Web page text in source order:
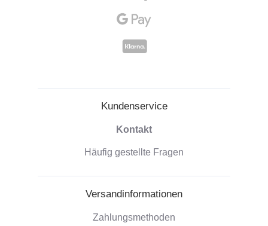
Kundenservice
Kontakt
Häufig gestellte Fragen
Versandinformationen
Zahlungsmethoden